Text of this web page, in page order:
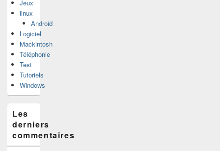
Jeux
linux
Android
Logiciel
Mackintosh
Téléphonie
Test
Tutoriels
Windows
Les
derniers
commentaires